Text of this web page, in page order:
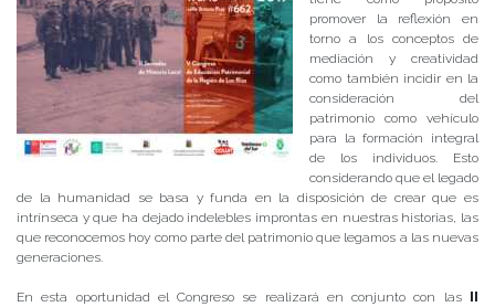
promover la reflexión en
torno a los conceptos de
mediación y creatividad
como también incidir en la
consideración del
patrimonio como vehículo
para la formación integral
de los individuos. Esto
considerando que el legado
de la humanidad se basa y funda en la disposición de crear que es
intrínseca y que ha dejado indelebles improntas en nuestras historias, las
que reconocemos hoy como parte del patrimonio que legamos a las nuevas
generaciones.
En esta oportunidad el Congreso se realizará en conjunto con las II